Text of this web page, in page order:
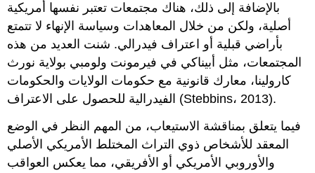
بالإضافة إلى ذلك، هناك مجتمعات تعتبر نفسها أمريكية
أصلية، ولكن من خلال المعاهدات وسياسة الإنهاء لا تتمتع
بأراضي قبلية أو اعتراف فيدرالي. شنت العديد من هذه
المجتمعات، مثل أبيناكي في فيرمونت ولومبي بولاية نورث
كارولينا، معارك قانونية مع حكومات الولايات والحكومات
الفيدرالية للحصول على الاعتراف (Stebbins، 2013).
فيما يتعلق بمناقشة الاستيعاب، من المهم النظر في الوضع
المعقد للأشخاص ذوي التراث المختلط الأمريكي الأصلي
والأوروبي الأمريكي أو الأفريقي، مما يعكس العواقب